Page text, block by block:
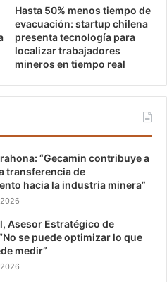
Hasta 50% menos tiempo de
evacuación: startup chilena
presenta tecnología para
localizar trabajadores
mineros en tiempo real
“Gecamin contribuye a
transferencia de
hacia la industria minera”
Asesor Estratégico de
se puede optimizar lo que
medir”